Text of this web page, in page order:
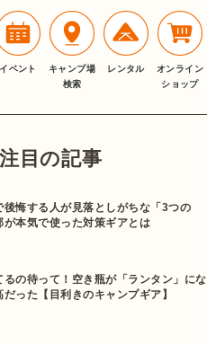
イベント
キャンプ場
検索
レンタル
オンライン
ショップ
目の記事
後悔する人が見落としがちな「3つの
が本気で使った対策ギアとは
るの待って！空き瓶が「ランタン」にな
った【目利きのキャンプギア】